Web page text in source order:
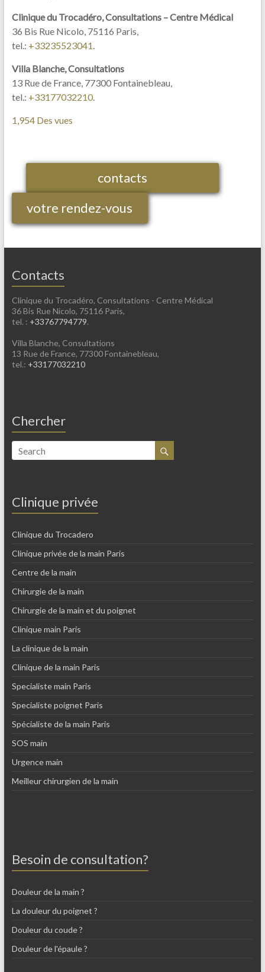
Clinique du Trocadéro, Consultations – Centre Médical
36 Bis Rue Nicolo, 75116 Paris,
tel.: +33235523041.
Villa Blanche, Consultations
13 Rue de France, 77300 Fontainebleau,
tel.: +33177032210.
1,954 Des vues
contacts
votre rendez-vous
Contacts
Clinique du Trocadéro, Consultations - Centre Médical
36 Bis Rue Nicolo, 75116 Paris,
tel. : +33767794779.
Villa Blanche, Consultations
13 Rue de France, 77300 Fontainebleau,
tel.: +33177032210
Chercher
Clinique privée
Clinique du Trocadero
Clinique privée de la main Paris
Centre de la main
Chirurgie de la main
Chirurgie de la main et du poignet
Clinique main Paris
La clinique de la main
Clinique de la main Paris
Specialiste main Paris
Specialiste poignet Paris
Spécialiste de la main Paris
SOS main
Urgence main
Meilleur chirurgien de la main
Besoin de consultation?
Douleur de la main ?
La douleur du poignet ?
Douleur du coude ?
Douleur de l'épaule ?